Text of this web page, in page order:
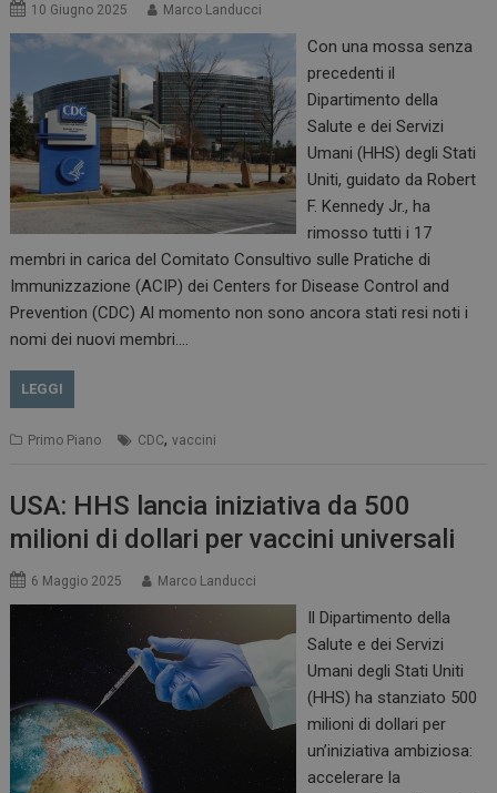
10 Giugno 2025 Marco Landucci
Con una mossa senza
precedenti il
Dipartimento della
Salute e dei Servizi
Umani (HHS) degli Stati
Uniti, guidato da Robert
F. Kennedy Jr., ha
rimosso tutti i 17
membri in carica del Comitato Consultivo sulle Pratiche di
Immunizzazione (ACIP) dei Centers for Disease Control and
Prevention (CDC) Al momento non sono ancora stati resi noti i
nomi dei nuovi membri.…
LEGGI
Primo Piano CDC,vaccini
USA: HHS lancia iniziativa da 500
milioni di dollari per vaccini universali
6 Maggio 2025 Marco Landucci
Il Dipartimento della
Salute e dei Servizi
Umani degli Stati Uniti
(HHS) ha stanziato 500
milioni di dollari per
un’iniziativa ambiziosa:
accelerare la